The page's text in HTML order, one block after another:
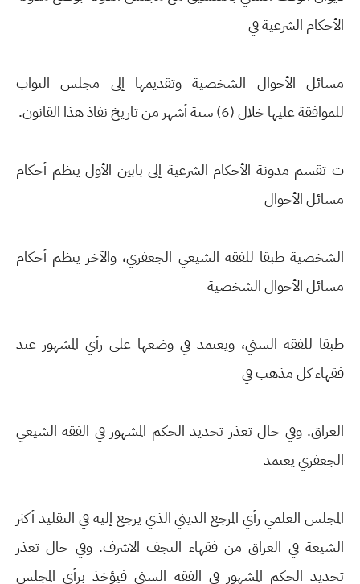
الأحكام الشرعية في
مسائل الأحوال الشخصية وتقديمها إلى مجلس النواب
للموافقة عليها خلال (6) ستة أشهر من تاريخ نفاذ هذا القانون.
ت تقسم مدونة الأحكام الشرعية إلى بابين الأول ينظم أحكام
مسائل الأحوال
الشخصية طبقا للفقه الشيعي الجعفري، والآخر ينظم أحكام
مسائل الأحوال الشخصية
طبقا للفقه السني، ويعتمد في وضعها على رأي المشهور عند
فقهاء كل مذهب في
العراق. وفي حال تعذر تحديد الحكم المشهور في الفقه الشيعي
الجعفري يعتمد
المجلس العلمي رأي المرجع الديني الذي يرجع إليه في التقليد أكثر
الشيعة في العراق من فقهاء النجف الاشرف. وفي حال تعذر
تحديد الحكم المشهور في الفقه السني فيؤخذ برأي المجلس